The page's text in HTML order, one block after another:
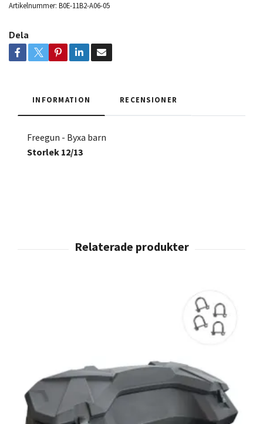
Artikelnummer: B0E-11B2-A06-05
Dela
INFORMATION RECENSIONER
Freegun - Byxa barn
Storlek 12/13